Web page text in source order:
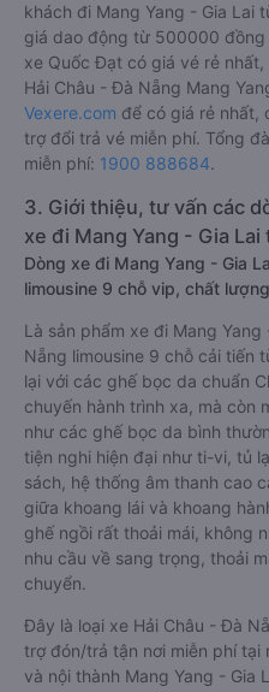
khách đi Mang Yang - Gia Lai
giá dao động từ 500000
xe Quốc Đạt có giá vé rẻ
Hải Châu - Đà Nẵng Mang
Vexere.com để có giá rẻ nhất,
trợ đổi trả vé miễn phí. Tổng
miễn phí: 1900 888684.
3. Giới thiệu, tư vấn các
xe đi Mang Yang - Gia
Dòng xe đi Mang Yang - Gia
limousine 9 chỗ vip, chất
Là sản phẩm xe đi Mang
Nẵng limousine 9 chỗ cải tiến
lại với các ghế bọc da chuẩn
chuyến hành trình xa, mà còn
như các ghế bọc da bình
tiện nghi hiện đại như ti-vi, tủ
sách, hệ thống âm thanh cao
giữa khoang lái và khoang
ghế ngồi rất thoải mái, không
nhu cầu về sang trọng, thoải
chuyển.
Đây là loại xe Hải Châu - Đà
trợ đón/trả tận nơi miễn phí tại
và nội thành Mang Yang - Gia